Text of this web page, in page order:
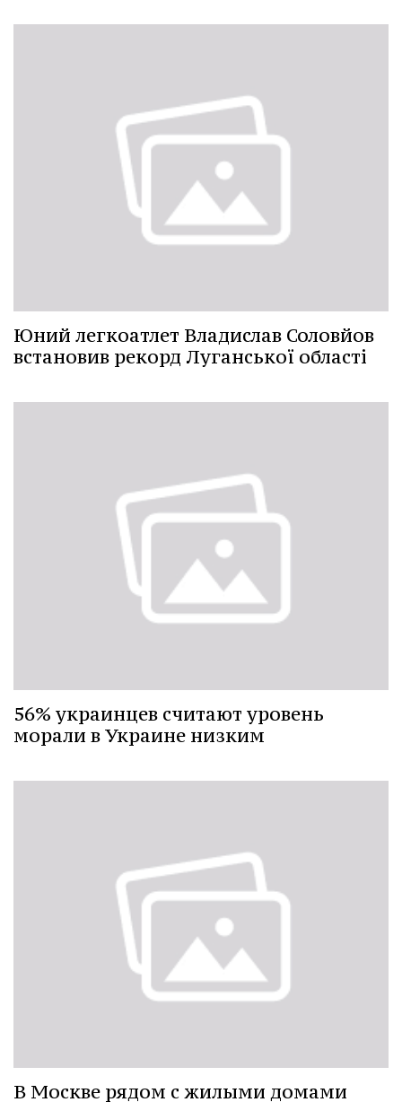
Юний легкоатлет Владислав Соловйов
встановив рекорд Луганської області
56% украинцев считают уровень
морали в Украине низким
В Москве рядом с жилыми домами